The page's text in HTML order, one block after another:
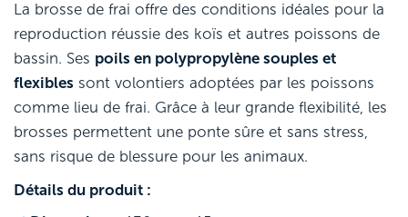
La brosse de frai offre des conditions idéales pour la
reproduction réussie des koïs et autres poissons de
bassin. Ses poils en polypropylène souples et
flexibles sont volontiers adoptées par les poissons
comme lieu de frai. Grâce à leur grande flexibilité, les
brosses permettent une ponte sûre et sans stress,
sans risque de blessure pour les animaux.
Détails du produit :